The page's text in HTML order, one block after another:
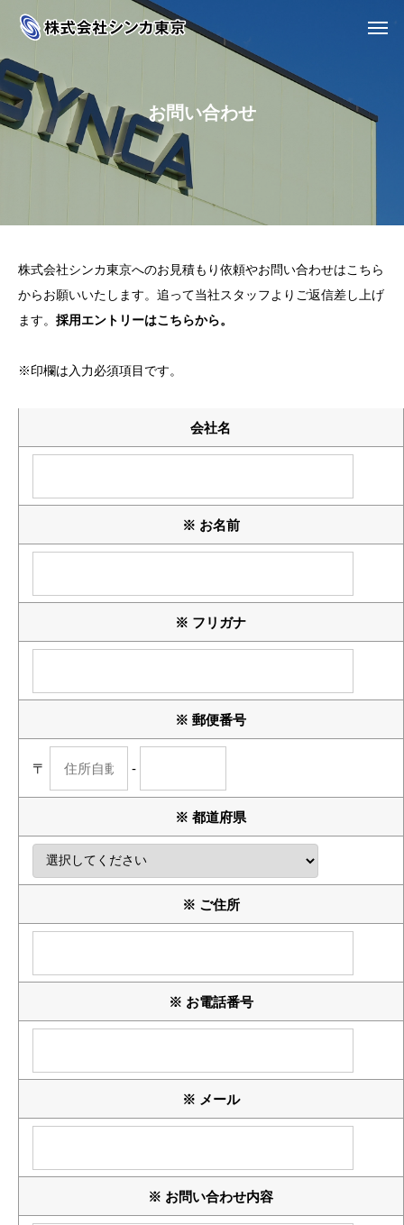
お問い合わせ
株式会社シンカ東京へのお見積もり依頼やお問い合わせはこちら
からお願いいたします。追って当社スタッフよりご返信差し上げ
ます。 採用エントリーはこちらから。
※印欄は入力必須項目です。
会社名
※ お名前
※ フリガナ
※ 郵便番号
〒 -
※ 都道府県
※ ご住所
※ お電話番号
※ メール
※ お問い合わせ内容